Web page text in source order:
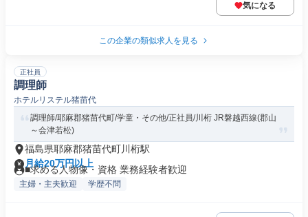
気になる
この企業の類似求人を見る
正社員
調理師
ホテルリステル猪苗代
調理師/耶麻郡猪苗代町/学童・その他/正社員/川桁 JR磐越西線(郡山
～会津若松)
福島県耶麻郡猪苗代町川桁駅
月給20万円以上
■求める人物像・資格 業務経験者歓迎
主婦・主夫歓迎 学歴不問